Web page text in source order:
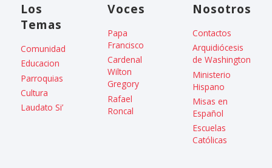
Los
Temas
Comunidad
Educacion
Parroquias
Cultura
Laudato Si’
Voces
Papa
Francisco
Cardenal
Wilton
Gregory
Rafael
Roncal
Nosotros
Contactos
Arquidiócesis
de Washington
Ministerio
Hispano
Misas en
Español
Escuelas
Católicas